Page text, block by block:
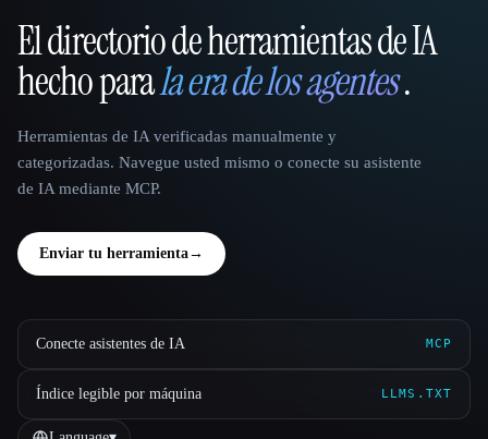
That AI Collection
El directorio de herramientas de IA
hecho parala era de los agentes.
Herramientas de IA verificadas manualmente y
categorizadas. Navegue usted mismo o conecte su asistente
de IA mediante MCP.
Enviar tu herramienta→
Conecte asistentes de IA MCP
Índice legible por máquina LLMS.TXT